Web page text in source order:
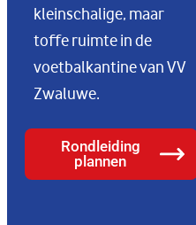
kleinschalige, maar
toffe ruimte in de
voetbalkantine van VV
Zwaluwe.
Rondleiding
plannen